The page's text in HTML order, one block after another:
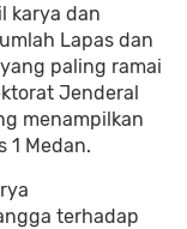
karya dan
Lapas dan
paling ramai
Jenderal
menampilkan
1 Medan.
terhadap